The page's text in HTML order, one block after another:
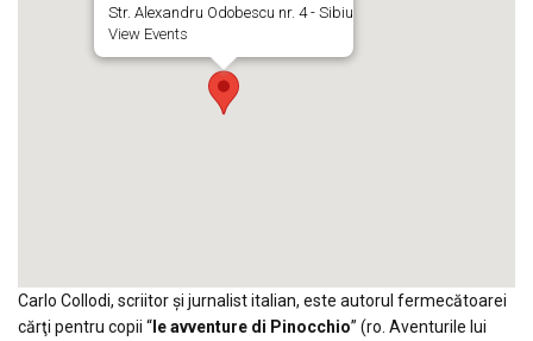
Str. Alexandru Odobescu nr. 4 - Sibiu
View Events
Carlo Collodi, scriitor şi jurnalist italian, este autorul fermecătoarei
cărţi pentru copii “ le avventure di Pinocchio” (ro. Aventurile lui